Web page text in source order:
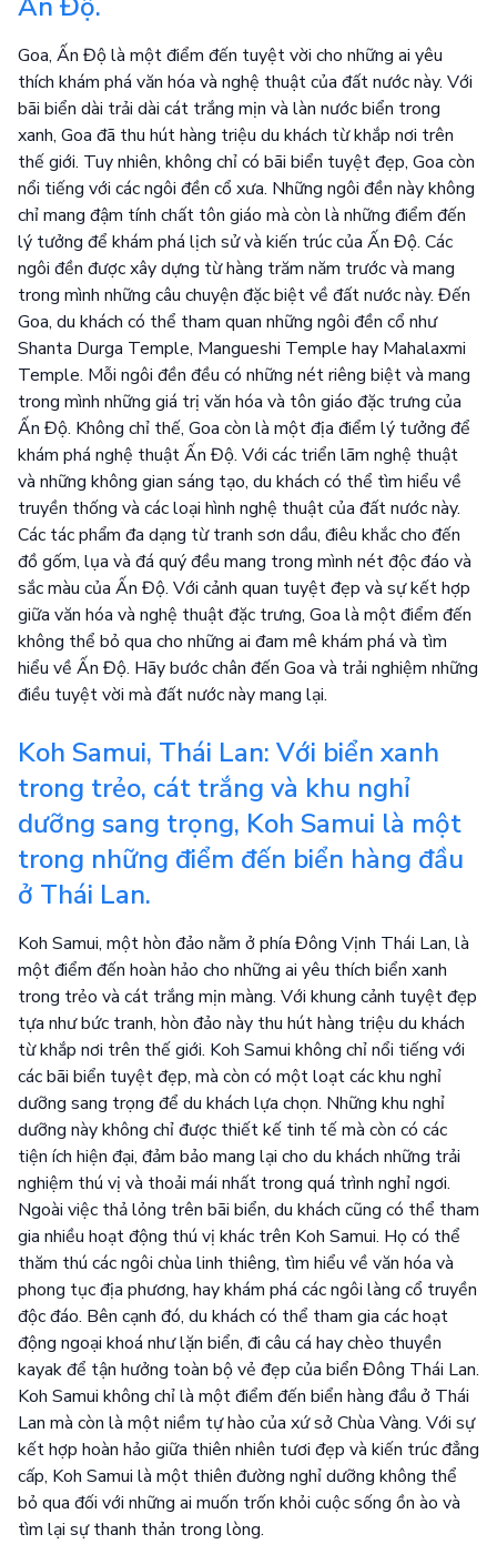
Goa, Ấn Độ là một điểm đến tuyệt vời cho những ai yêu
thích khám phá văn hóa và nghệ thuật của đất nước này. Với
bãi biển dài trải dài cát trắng mịn và làn nước biển trong
xanh, Goa đã thu hút hàng triệu du khách từ khắp nơi trên
thế giới. Tuy nhiên, không chỉ có bãi biển tuyệt đẹp, Goa còn
nổi tiếng với các ngôi đền cổ xưa. Những ngôi đền này không
chỉ mang đậm tính chất tôn giáo mà còn là những điểm đến
lý tưởng để khám phá lịch sử và kiến trúc của Ấn Độ. Các
ngôi đền được xây dựng từ hàng trăm năm trước và mang
trong mình những câu chuyện đặc biệt về đất nước này. Đến
Goa, du khách có thể tham quan những ngôi đền cổ như
Shanta Durga Temple, Mangueshi Temple hay Mahalaxmi
Temple. Mỗi ngôi đền đều có những nét riêng biệt và mang
trong mình những giá trị văn hóa và tôn giáo đặc trưng của
Ấn Độ. Không chỉ thế, Goa còn là một địa điểm lý tưởng để
khám phá nghệ thuật Ấn Độ. Với các triển lãm nghệ thuật
và những không gian sáng tạo, du khách có thể tìm hiểu về
truyền thống và các loại hình nghệ thuật của đất nước này.
Các tác phẩm đa dạng từ tranh sơn dầu, điêu khắc cho đến
đồ gốm, lụa và đá quý đều mang trong mình nét độc đáo và
sắc màu của Ấn Độ. Với cảnh quan tuyệt đẹp và sự kết hợp
giữa văn hóa và nghệ thuật đặc trưng, Goa là một điểm đến
không thể bỏ qua cho những ai đam mê khám phá và tìm
hiểu về Ấn Độ. Hãy bước chân đến Goa và trải nghiệm những
điều tuyệt vời mà đất nước này mang lại.
Koh Samui, Thái Lan: Với biển xanh
trong trẻo, cát trắng và khu nghỉ
dưỡng sang trọng, Koh Samui là một
trong những điểm đến biển hàng đầu
ở Thái Lan.
Koh Samui, một hòn đảo nằm ở phía Đông Vịnh Thái Lan, là
một điểm đến hoàn hảo cho những ai yêu thích biển xanh
trong trẻo và cát trắng mịn màng. Với khung cảnh tuyệt đẹp
tựa như bức tranh, hòn đảo này thu hút hàng triệu du khách
từ khắp nơi trên thế giới. Koh Samui không chỉ nổi tiếng với
các bãi biển tuyệt đẹp, mà còn có một loạt các khu nghỉ
dưỡng sang trọng để du khách lựa chọn. Những khu nghỉ
dưỡng này không chỉ được thiết kế tinh tế mà còn có các
tiện ích hiện đại, đảm bảo mang lại cho du khách những trải
nghiệm thú vị và thoải mái nhất trong quá trình nghỉ ngơi.
Ngoài việc thả lỏng trên bãi biển, du khách cũng có thể tham
gia nhiều hoạt động thú vị khác trên Koh Samui. Họ có thể
thăm thú các ngôi chùa linh thiêng, tìm hiểu về văn hóa và
phong tục địa phương, hay khám phá các ngôi làng cổ truyền
độc đáo. Bên cạnh đó, du khách có thể tham gia các hoạt
động ngoại khoá như lặn biển, đi câu cá hay chèo thuyền
kayak để tận hưởng toàn bộ vẻ đẹp của biển Đông Thái Lan.
Koh Samui không chỉ là một điểm đến biển hàng đầu ở Thái
Lan mà còn là một niềm tự hào của xứ sở Chùa Vàng. Với sự
kết hợp hoàn hảo giữa thiên nhiên tươi đẹp và kiến trúc đẳng
cấp, Koh Samui là một thiên đường nghỉ dưỡng không thể
bỏ qua đối với những ai muốn trốn khỏi cuộc sống ồn ào và
tìm lại sự thanh thản trong lòng.